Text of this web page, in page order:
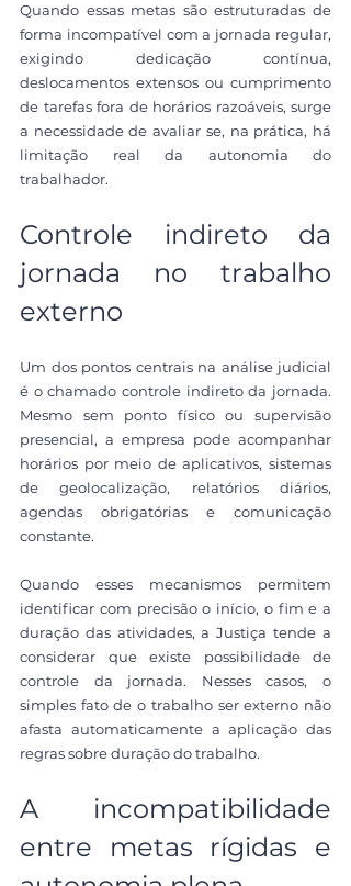
Quando essas metas são estruturadas de
forma incompatível com a jornada regular,
exigindo dedicação contínua,
deslocamentos extensos ou cumprimento
de tarefas fora de horários razoáveis, surge
a necessidade de avaliar se, na prática, há
limitação real da autonomia do
trabalhador.
Controle indireto da
jornada no trabalho
externo
Um dos pontos centrais na análise judicial
é o chamado controle indireto da jornada.
Mesmo sem ponto físico ou supervisão
presencial, a empresa pode acompanhar
horários por meio de aplicativos, sistemas
de geolocalização, relatórios diários,
agendas obrigatórias e comunicação
constante.
Quando esses mecanismos permitem
identificar com precisão o início, o fim e a
duração das atividades, a Justiça tende a
considerar que existe possibilidade de
controle da jornada. Nesses casos, o
simples fato de o trabalho ser externo não
afasta automaticamente a aplicação das
regras sobre duração do trabalho.
A incompatibilidade
entre metas rígidas e